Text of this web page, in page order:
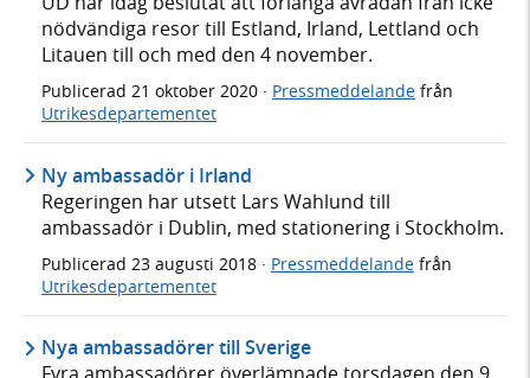
nödvändiga resor till Estland, Irland, Lettland och
Litauen till och med den 4 november.
Publicerad 21 oktober 2020 · Pressmeddelande från
Utrikesdepartementet
Ny ambassadör i Irland
Regeringen har utsett Lars Wahlund till
ambassadör i Dublin, med stationering i Stockholm.
Publicerad 23 augusti 2018 · Pressmeddelande från
Utrikesdepartementet
Nya ambassadörer till Sverige